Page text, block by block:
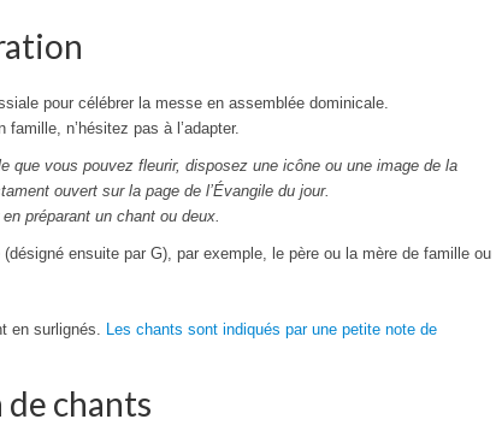
pour célébrer la messe en assemblée dominicale.
n’hésitez pas à l’adapter.
que vous pouvez fleurir, disposez une icône ou une image de la
ouvert sur la page de l’Évangile du jour.
préparant un chant ou deux.
ensuite par G), par exemple, le père ou la mère de famille ou
en surlignés.
Les chants sont indiqués par une petite note de
chants